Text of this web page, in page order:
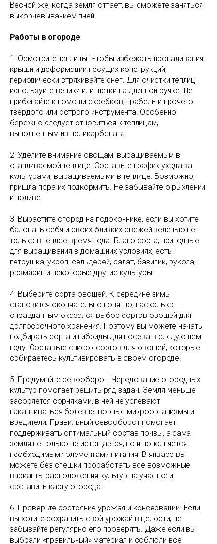
Весной же, когда земля оттает, вы сможете заняться
выкорчевыванием пней.
Работы в огороде
1. Осмотрите теплицы. Чтобы избежать проваливания
крыши и деформации несущих конструкций,
периодически стряхивайте снег. Для очистки теплиц
используйте веники или щетки на длинной ручке. Не
прибегайте к помощи скребков, грабель и прочего
твердого или острого инструмента. Особенно
бережно следует относиться к теплицам,
выполненным из поликарбоната.
2. Уделите внимание овощам, выращиваемым в
отапливаемой теплице. Составьте график ухода за
культурами, выращиваемыми в теплице. Возможно,
пришла пора их подкормить. Не забывайте о рыхлении
и поливе.
3. Вырастите огород на подоконнике, если вы хотите
баловать себя и своих близких свежей зеленью не
только в теплое время года. Благо сорта, пригодные
для выращивания в домашних условиях, есть -
петрушка, укроп, сельдерей, салат, базилик, рукола,
розмарин и некоторые другие культуры.
4. Выберите сорта овощей. К середине зимы
становится окончательно понятно, насколько
оправданным оказался выбор сортов овощей для
долгосрочного хранения. Поэтому вы можете начать
подбирать сорта и гибриды для посева в следующем
году. Составьте список сортов для овощей, которые
собираетесь культивировать в своем огороде.
5. Продумайте севооборот. Чередование огородных
культур помогает решить ряд задач. Земля меньше
засоряется сорняками, в ней не успевают
накапливаться болезнетворные микроорганизмы и
вредители. Правильный севооборот помогает
поддерживать оптимальный состав почвы, а сама
земля не только не истощается, но и пополняется
необходимыми элементами питания. В январе вы
можете без спешки проработать все возможные
варианты расположения культур на участке и
составить карту огорода.
6. Проверьте состояние урожая и консервации. Если
вы хотите сохранить свой урожай в целости, не
забывайте регулярно его проверять. Даже если вы
выбрали «правильный» материал и соблюли все